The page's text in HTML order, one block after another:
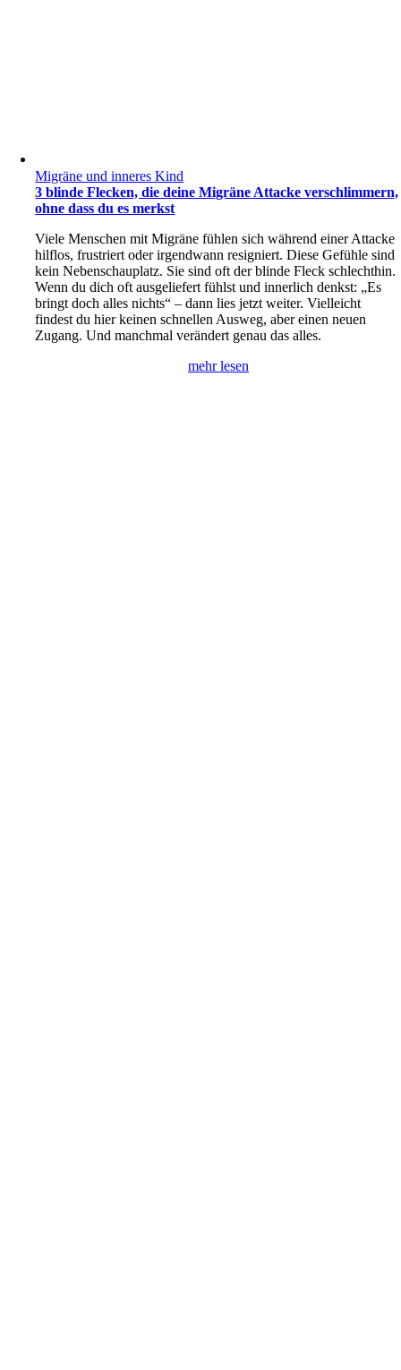
Migräne und inneres Kind
3 blinde Flecken, die deine Migräne Attacke verschlimmern,
ohne dass du es merkst
Viele Menschen mit Migräne fühlen sich während einer Attacke
hilflos, frustriert oder irgendwann resigniert. Diese Gefühle sind
kein Nebenschauplatz. Sie sind oft der blinde Fleck schlechthin.
Wenn du dich oft ausgeliefert fühlst und innerlich denkst: „Es
bringt doch alles nichts“ – dann lies jetzt weiter. Vielleicht
findest du hier keinen schnellen Ausweg, aber einen neuen
Zugang. Und manchmal verändert genau das alles.
mehr lesen